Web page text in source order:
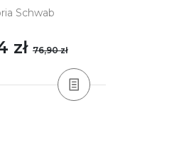
Schwab
zł 76,90 zł